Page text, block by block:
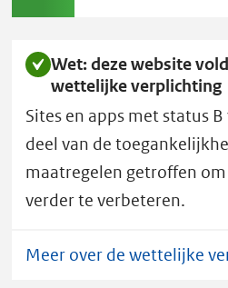
c
heeft
toegankelijkheidsstatus
Wet: deze website
wettelijke verplichting
Sites en apps met status
deel van de
maatregelen getroffen
verder te verbeteren.
Meer over de wettelijke